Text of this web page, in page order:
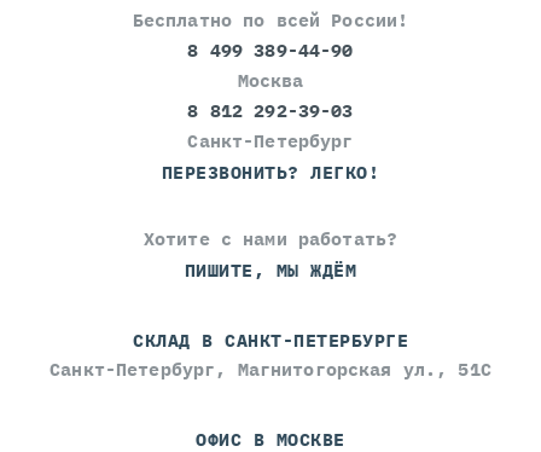
Бесплатно по всей России!
8 499 389-44-90
Москва
8 812 292-39-03
Санкт-Петербург
ПЕРЕЗВОНИТЬ? ЛЕГКО!
Хотите с нами работать?
ПИШИТЕ, МЫ ЖДЁМ
СКЛАД В САНКТ-ПЕТЕРБУРГЕ
Санкт-Петербург, Магнитогорская ул., 51С
ОФИС В МОСКВЕ